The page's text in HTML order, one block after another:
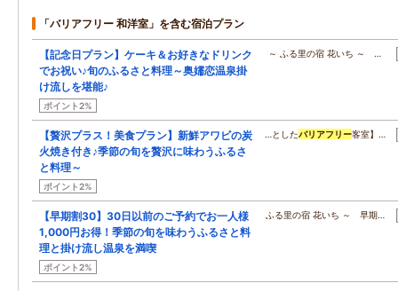
「バリアフリー 和洋室」を含む宿泊プラン
【記念日プラン】ケーキ＆お好きなドリンク
でお祝い♪旬のふるさと料理～奥嬬恋温泉掛
け流しを堪能♪
ポイント2%
～ ふる里の宿 花いち ～ …
【贅沢プラス！美食プラン】新鮮アワビの炭
火焼き付き♪季節の旬を贅沢に味わうふるさ
と料理～
ポイント2%
…としたバリアフリー客室】…
【早期割30】30日以前のご予約でお一人様
1,000円お得！季節の旬を味わうふるさと料
理と掛け流し温泉を満喫
ポイント2%
ふる里の宿 花いち ～ 早期…